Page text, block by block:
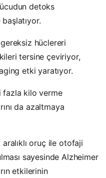
detoks
hüclereri
tersine çeviriyor,
etki yaratıyor.
fazla kilo verme
da azaltmaya
aralıklı oruç ile otofaji
sayesinde Alzheimer
etkilerinin